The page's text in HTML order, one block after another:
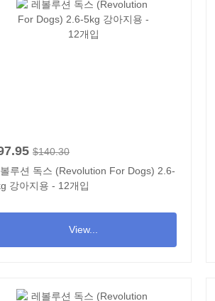
$140.30
루션 독스 (Revolution For Dogs) 2.6-
강아지용 - 12개입
View...